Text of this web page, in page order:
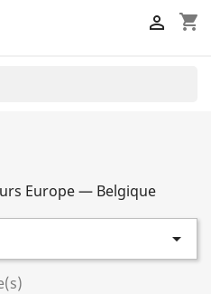
shopping_cart

Europe — Belgique
